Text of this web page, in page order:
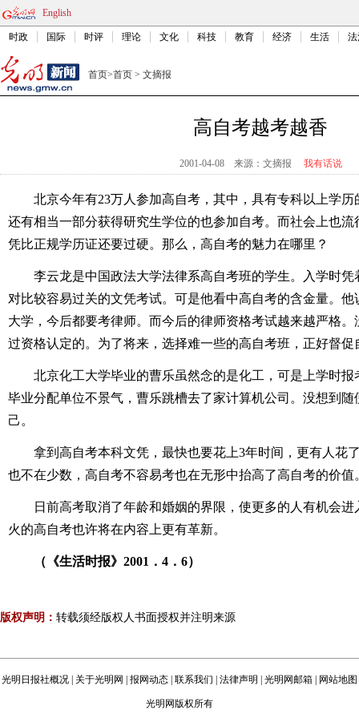
English
时政 国际 时评 理论 文化 科技 教育 经济 生活
首页>首页 > 文摘报
高自考越考越香
2001-04-08 来源：文摘报 我有话说
北京今年有23万人参加高自考，其中，具有专科以上学
还有相当一部分获得研究生学位的也参加自考。而社会上也
凭比正规学历证还要过硬。那么，高自考的魅力在哪里？
李云龙是中国政法大学法律系高自考班的学生。入学时
对比较容易过关的文凭考试。可是他看中高自考的含金量。
大学，今后都要考律师。而今后的律师资格考试越来越严格
过资格认定的。为了将来，选择难一些的高自考班，正好督促
北京化工大学毕业的曹乐虽然念的是化工，可是上学时
毕业分配单位不景气，曹乐跳槽去了家计算机公司。没想到
己。
拿到高自考本科文凭，最快也要花上3年时间，更有人花
也不在少数，高自考不容易考也在无形中抬高了高自考的价值
日前高考取消了年龄和婚姻的界限，使更多的人有机会
火的高自考也许将在内容上更有革新。
（《生活时报》2001．4．6）
版权声明： 转载须经版权人书面授权并注明来源
光明日报社概况 关于光明网 报网动态 联系我们 法律声明 光明网邮箱 网站地图
光明网版权所有